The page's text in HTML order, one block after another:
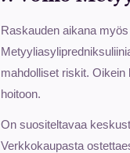
Raskauden aikana
mahdolliset riskit.
hoitoon.
On suositeltavaa
Verkkokaupasta